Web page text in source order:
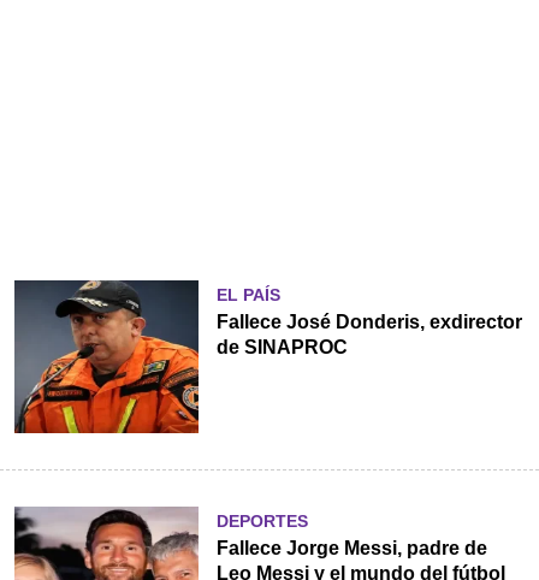
EL PAÍS
Fallece José Donderis, exdirector
de SINAPROC
DEPORTES
Fallece Jorge Messi, padre de
Leo Messi y el mundo del fútbol